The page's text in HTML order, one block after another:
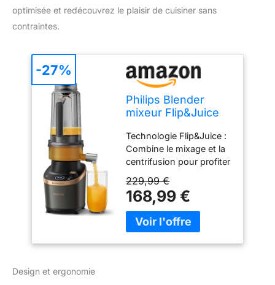
optimisée et redécouvrez le plaisir de cuisiner sans
contraintes.
Philips Blender
mixeur Flip&Juice
Ultra, 1500W, 2L +
acc.
Technologie Flip&Juice :
Combine le mixage et la
centrifusion pour profiter
pulpes et de mélanges
onctueux. Réalisez
toutes vos préparations
préférées le plus
229,99 €
168,99 €
-27%
Design et ergonomie